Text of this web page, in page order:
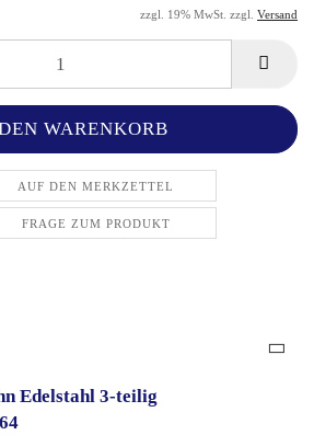
zzgl. 19% MwSt. zzgl. Versand
AUF DEN MERKZETTEL
FRAGE ZUM PRODUKT
Edelstahl 3-teilig